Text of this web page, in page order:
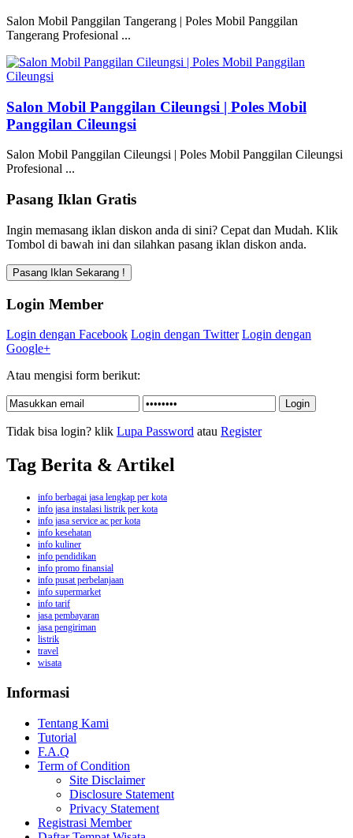
Salon Mobil Panggilan Tangerang | Poles Mobil Panggilan
Tangerang Profesional ...
Salon Mobil Panggilan Cileungsi | Poles Mobil
Panggilan Cileungsi
Salon Mobil Panggilan Cileungsi | Poles Mobil Panggilan Cileungsi
Profesional ...
Pasang Iklan Gratis
Ingin memasang iklan diskon anda di sini? Cepat dan Mudah. Klik
Tombol di bawah ini dan silahkan pasang iklan diskon anda.
Login Member
Login dengan Facebook Login dengan Twitter Login dengan
Google+
Atau mengisi form berikut:
Tidak bisa login? klik Lupa Password atau Register
Tag Berita & Artikel
info berbagai jasa lengkap per kota
info jasa instalasi listrik per kota
info jasa service ac per kota
info kesehatan
info kuliner
info pendidikan
info promo finansial
info pusat perbelanjaan
info supermarket
info tarif
jasa pembayaran
jasa pengiriman
listrik
travel
wisata
Informasi
Tentang Kami
Tutorial
F.A.Q
Term of Condition
Site Disclaimer
Disclosure Statement
Privacy Statement
Registrasi Member